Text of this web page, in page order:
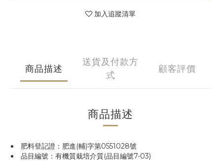
加入追蹤清單
商品描述
送貨及付款方
式
顧客評價
商品描述
肥料登記證：肥進(輔)字第0551028號
品目編號：有機質栽培介質(品目編號7-03)